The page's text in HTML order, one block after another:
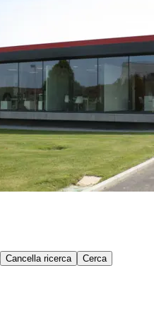
Cancella ricerca Cerca